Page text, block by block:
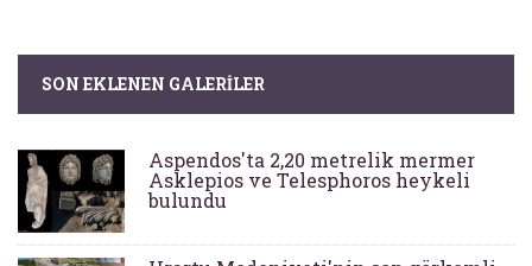
SON EKLENEN GALERILER
Aspendos'ta 2,20 metrelik mermer
Asklepios ve Telesphoros heykeli
bulundu